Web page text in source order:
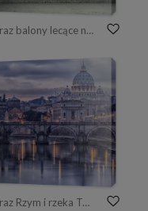
Obraz balony lecące nad miastem
Obraz Rzym i rzeka Tyber o zmierzchu